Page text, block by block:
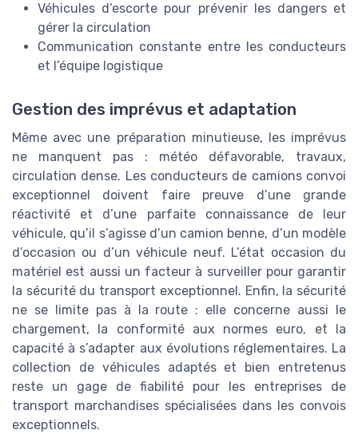
Véhicules d’escorte pour prévenir les dangers et
gérer la circulation
Communication constante entre les conducteurs
et l’équipe logistique
Gestion des imprévus et adaptation
Même avec une préparation minutieuse, les imprévus
ne manquent pas : météo défavorable, travaux,
circulation dense. Les conducteurs de camions convoi
exceptionnel doivent faire preuve d’une grande
réactivité et d’une parfaite connaissance de leur
véhicule, qu’il s’agisse d’un camion benne, d’un modèle
d’occasion ou d’un véhicule neuf. L’état occasion du
matériel est aussi un facteur à surveiller pour garantir
la sécurité du transport exceptionnel. Enfin, la sécurité
ne se limite pas à la route : elle concerne aussi le
chargement, la conformité aux normes euro, et la
capacité à s’adapter aux évolutions réglementaires. La
collection de véhicules adaptés et bien entretenus
reste un gage de fiabilité pour les entreprises de
transport marchandises spécialisées dans les convois
exceptionnels.